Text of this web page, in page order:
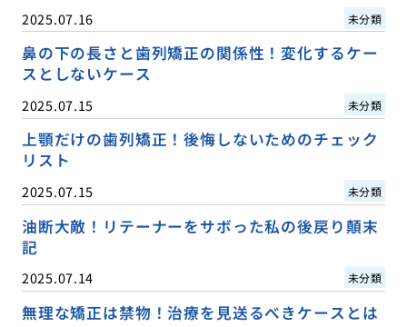
2025.07.16 未分類
鼻の下の長さと歯列矯正の関係性！変化するケー
スとしないケース
2025.07.15 未分類
上顎だけの歯列矯正！後悔しないためのチェック
リスト
2025.07.15 未分類
油断大敵！リテーナーをサボった私の後戻り顛末
記
2025.07.14 未分類
無理な矯正は禁物！治療を見送るべきケースとは